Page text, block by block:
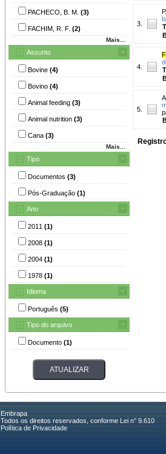
PACHECO, B. M. (3)
FACHIM, R. F. (2)
Mais...
Assunto
Bovine (4)
Bovino (4)
Animal feeding (3)
Animal nutrition (3)
Cana (3)
Mais...
Tipo
Documentos (3)
Pós-Graduação (1)
Ano
2011 (1)
2008 (1)
2004 (1)
1978 (1)
Idioma
Português (5)
Tipo do arquivo
Documento (1)
3.
4.
5.
Embrapa
Todos os direitos reservados, conforme Lei n° 9.610
Política de Privacidade